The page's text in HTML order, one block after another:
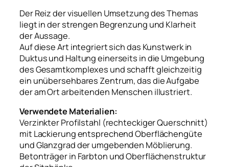
Der Reiz der visuellen Umsetzung des Themas
liegt in der strengen Begrenzung und Klarheit
der Aussage.
Auf diese Art integriert sich das Kunstwerk in
Duktus und Haltung einerseits in die Umgebung
des Gesamtkomplexes und schafft gleichzeitig
ein unübersehbares Zentrum, das die Aufgabe
der am Ort arbeitenden Menschen illustriert.
Verwendete Materialien:
Verzinkter Profilstahl (rechteckiger Querschnitt)
mit Lackierung entsprechend Oberflächengüte
und Glanzgrad der umgebenden Möblierung.
Betonträger in Farbton und Oberflächenstruktur